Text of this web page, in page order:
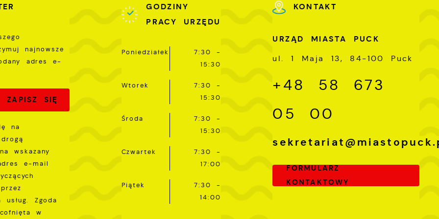
najnowsze
adres e-
na
wskazany
e-mail
usług. Zgoda
w
GODZINY
PRACY URZĘDU
Poniedziałek
7:30 -
15:30
Wtorek
7:30 -
15:30
Środa
7:30 -
15:30
Czwartek
7:30 -
17:00
Piątek
7:30 -
14:00
KONTAKT
URZĄD MIASTA PUCK
ul. 1 Maja 13, 84-100 Puck
+48 58 673
05 00
FORMULARZ
KONTAKTOWY
wiadomości, ofert, komunikatów mediów